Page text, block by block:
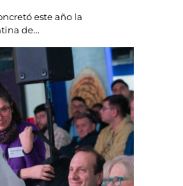
este año la
de...